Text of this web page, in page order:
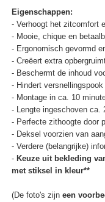
Eigenschappen:
- Verhoogt het zitcomfort
- Mooie, chique en
- Ergonomisch gevormd
- Creëert extra
- Beschermt de inhoud
- Hindert
- Montage in ca. 10
- Lengte ingeschoven ca.
- Perfecte zithoogte door
- Deksel voorzien van
- Verdere (belangrijke)
- Keuze uit bekleding
met stiksel in kleur**
(De foto's zijn een